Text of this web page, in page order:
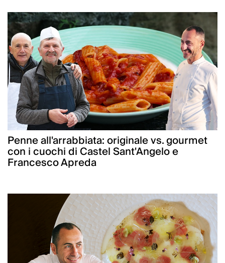
Penne all'arrabbiata: originale vs. gourmet
con i cuochi di Castel Sant'Angelo e
Francesco Apreda